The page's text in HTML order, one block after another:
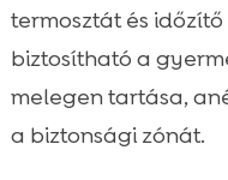
termosztát és
biztosítható a
melegen tartása,
a biztonsági zónát.